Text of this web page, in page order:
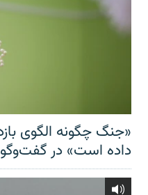
«جنگ چگونه الگوی
داده است» در گفت‌وگو